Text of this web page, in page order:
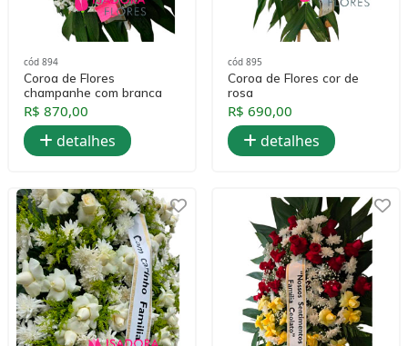
cód 894
Coroa de Flores
champanhe com branca
R$ 870,00
detalhes
cód 895
Coroa de Flores cor de
rosa
R$ 690,00
detalhes